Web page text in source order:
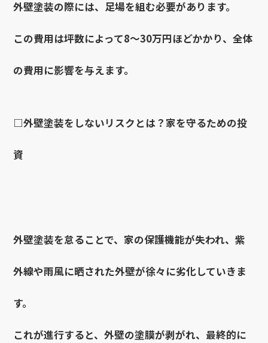
外壁塗装の際には、足場を組む必要があります。
この費用は坪数によって8〜30万円ほどかかり、全体
の費用に影響を与えます。
□外壁塗装をしないリスクとは？家を守るための投
資
外壁塗装を怠ることで、家の保護機能が失われ、紫
外線や雨風に晒された外壁が徐々に劣化していきま
す。
これが進行すると、外壁の塗膜が剥がれ、最終的に